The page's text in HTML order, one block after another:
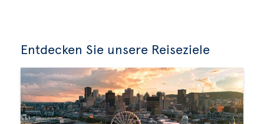
Entdecken Sie unsere Reiseziele